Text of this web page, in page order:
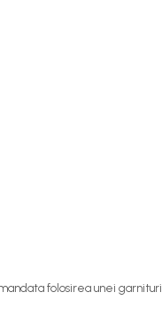
folosirea unei garnituri